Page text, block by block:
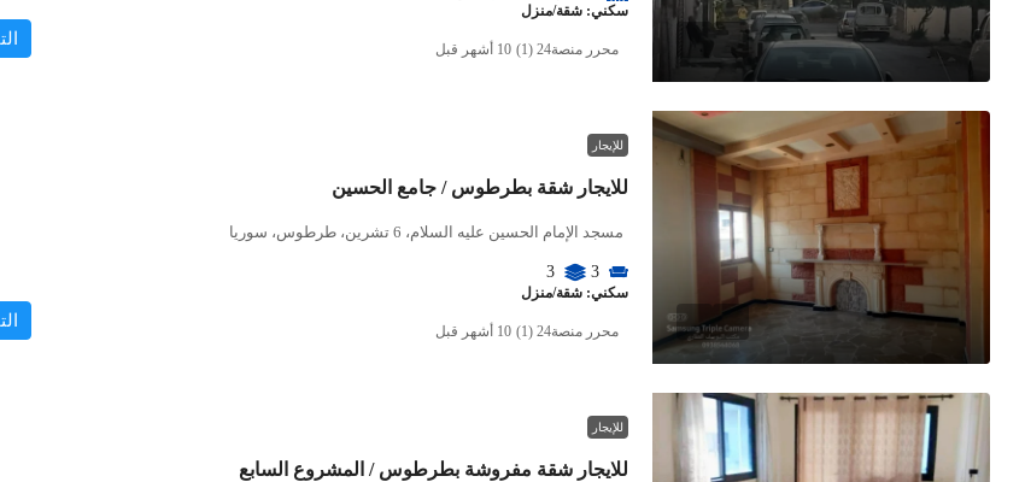
سكني: شقة/منزل
محرر منصة24 (1)
للإيجار
للايجار شقة بطرطوس / جامع الحسين
مسجد الإمام الحسين عليه السلام، 6 تشرين، طرطوس، سوريا
3
3
سكني: شقة/منزل
محرر منصة24 (1)
للإيجار
للايجار شقة مفروشة بطرطوس / المشروع السابع